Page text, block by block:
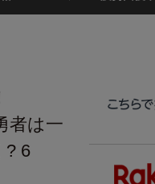
者は一
? 6